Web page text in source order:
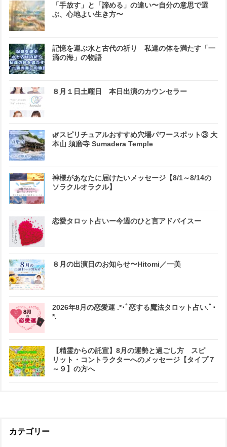
「手放す」と「諦める」の違い〜自分の意思で選
ぶ、心地よい生き方〜
記憶を運ぶ水と古代の祈り 私達の体を満たす「一
滴の海」の物語
８月１日土曜日 本日出演のカウンセラー
🌿スピリチュアルおすすめ穴場パワースポット③ 大
本山 須磨寺 Sumadera Temple
神様があなたに届けたいメッセージ【8/1～8/14の
ソラクルオラクル】
恋愛タロット占いー今週のひと言アドバイスー
８月の出演日のお知らせ〜Hitomi／一美
2026年8月の恋愛運 .*･ﾟ恋する魔法タロット占い.ﾟ･
*.
【精霊からの託宣】8月の運勢と過ごし方 スピ
リット・コントラクターへのメッセージ【タイプ７
～９】の方へ
カテゴリー